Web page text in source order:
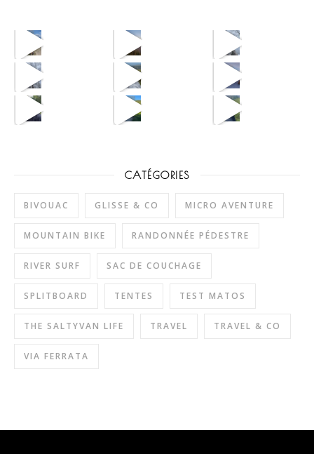
CATÉGORIES
BIVOUAC GLISSE & CO MICRO AVENTURE
MOUNTAIN BIKE RANDONNÉE PÉDESTRE
RIVER SURF SAC DE COUCHAGE
SPLITBOARD TENTES TEST MATOS
THE SALTYVAN LIFE TRAVEL TRAVEL & CO
VIA FERRATA